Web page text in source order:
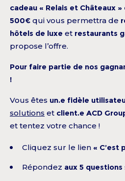
cadeau « Relais et Châteaux »
500€ qui vous permettra de
hôtels de luxe et restaurants
propose l’offre.
Pour faire partie de nos
!
Vous êtes un.e fidèle
solutions et client.e ACD
et tentez votre chance !
Cliquez sur le lien « C’est
Répondez aux 5 questions